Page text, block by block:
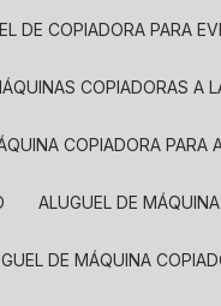
DE COPIADORA PARA
MÁQUINAS COPIADORAS A
COPIADORA PARA
ALUGUEL DE
DE MÁQUINA